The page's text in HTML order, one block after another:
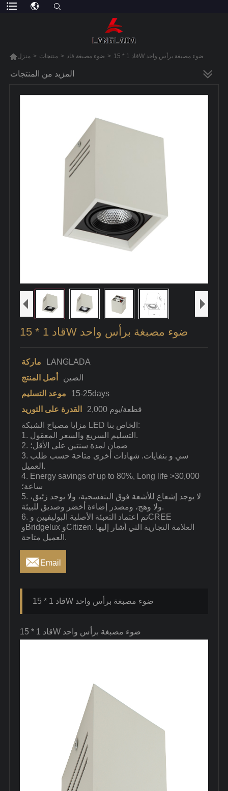
منزل > منتجات > ضوء مصبغة قاد > قاد 1 * 15W ضوء مصبغة برأس واحد
المزيد من المنتجات
قاد 1 * 15W ضوء مصبغة برأس واحد
ماركة
LANGLADA
أصل المنتج
الصين
موعد التسليم
15-25days
القدرة على التوريد
2,000 قطعة/يوم
مزايا مصباح الشبكة LED الخاص بنا:
1. التسليم السريع والسعر المعقول.
2. ضمان لمدة سنتين على الأقل؛
3. سي و بنفايات. شهادات أخرى متاحة حسب طلب
العميل.
4. Energy savings of up to 80%, Long life >30,000
ساعة؛
5. لا يوجد إشعاع للأشعة فوق البنفسجية، ولا يوجد زئبق،
ولا وهج، ومصدر إضاءة أخضر وصديق للبيئة.
6. تم اعتماد التعبئة الأصلية البوليفيين وCREE
وBridgelux وCitizen. العلامة التجارية التي أشار إليها
العميل متاحة.
 Email
قاد 1 * 15W ضوء مصبغة برأس واحد
قاد 1 * 15W ضوء مصبغة برأس واحد